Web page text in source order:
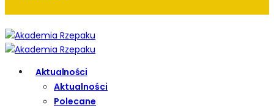
Aktualności
Aktualności
Polecane